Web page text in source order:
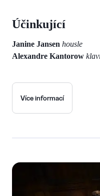
Účinkující
Janine Jansen housle
Alexandre Kantorow
Více informací